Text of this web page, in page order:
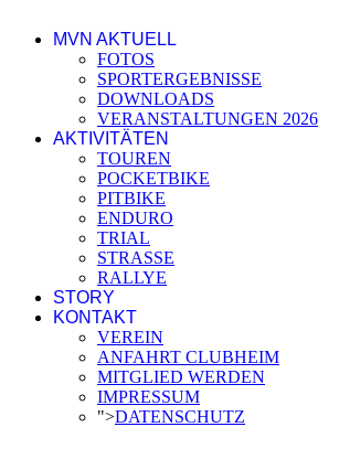
MVN AKTUELL
FOTOS
SPORTERGEBNISSE
DOWNLOADS
VERANSTALTUNGEN 2026
AKTIVITÄTEN
TOUREN
POCKETBIKE
PITBIKE
ENDURO
TRIAL
STRASSE
RALLYE
STORY
KONTAKT
VEREIN
ANFAHRT CLUBHEIM
MITGLIED WERDEN
IMPRESSUM
">DATENSCHUTZ